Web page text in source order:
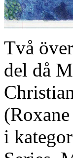
Två
del då
i